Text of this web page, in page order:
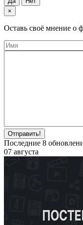
×
Оставь своё мнение о
Отправить!
Последние 8
07 августа